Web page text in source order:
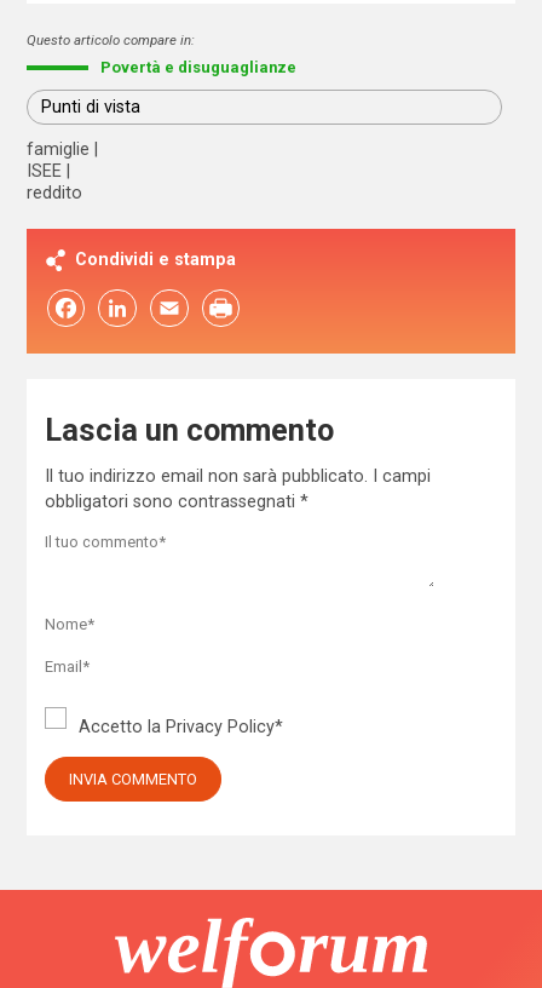
Questo articolo compare in:
Povertà e disuguaglianze
Punti di vista
famiglie
ISEE
reddito
Condividi e stampa
FacebookLinkedIn Email
Lascia un commento
Il tuo indirizzo email non sarà pubblicato.
I campi
obbligatori sono contrassegnati *
Accetto la Privacy Policy*